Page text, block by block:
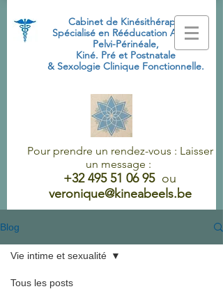
Cabinet de Kinésithérapie
Spécialisé en Rééducation Abdo-
Pelvi-Périnéale,
Kiné. Pré et Postnatale
& Sexologie Clinique Fonctionnelle.
Pour prendre un rendez-vous : Laisser
un message :
+32 495 51 06 95 ou
veronique@kineabeels.be
Blog
Tous les posts
Vie intime et sexualité